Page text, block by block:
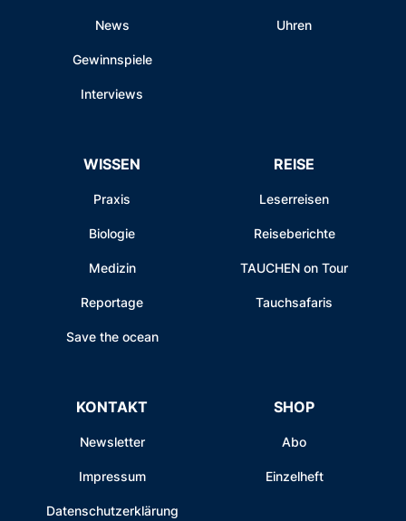
News
Gewinnspiele
Interviews
Uhren
WISSEN
Praxis
Biologie
Medizin
Reportage
Save the ocean
REISE
Leserreisen
Reiseberichte
TAUCHEN on Tour
Tauchsafaris
KONTAKT
Newsletter
Impressum
Datenschutzerklärung
SHOP
Abo
Einzelheft